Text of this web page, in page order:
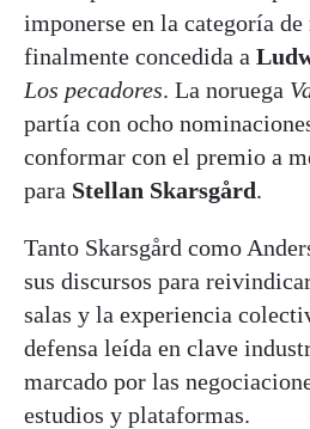
imponerse en la categoría
finalmente concedida a
Los pecadores. La noruega
partía con ocho
conformar con el premio a
para Stellan Skarsgård.
Tanto Skarsgård como
sus discursos para
salas y la experiencia
defensa leída en clave
marcado por las
estudios y plataformas.